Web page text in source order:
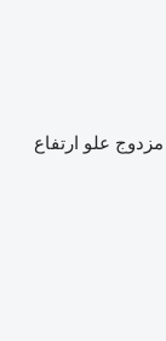
مزدوج علو ارتفاع